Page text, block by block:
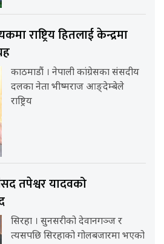
राष्ट्रिय हितलाई केन्द्रमा
काठमाडौं । नेपाली कांग्रेसका संसदीय
दलका नेता भीष्मराज आङ्देम्बेले
राष्ट्रिय
तपेश्वर यादवको
सिरहा । सुनसरीको देवानगञ्ज र
त्यसपछि सिरहाको गोलबजारमा भएको